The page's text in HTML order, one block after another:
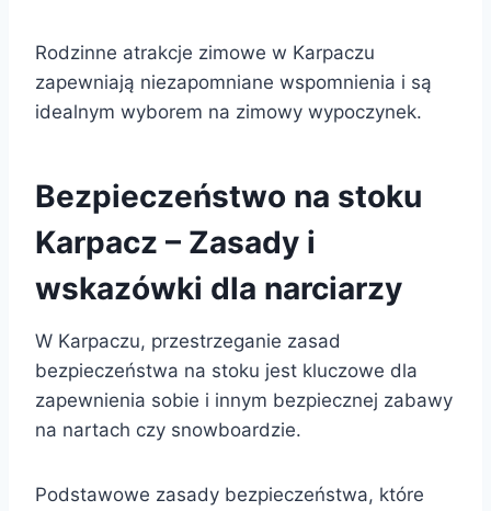
Rodzinne atrakcje zimowe w Karpaczu
zapewniają niezapomniane wspomnienia i są
idealnym wyborem na zimowy wypoczynek.
Bezpieczeństwo na stoku
Karpacz – Zasady i
wskazówki dla narciarzy
W Karpaczu, przestrzeganie zasad
bezpieczeństwa na stoku jest kluczowe dla
zapewnienia sobie i innym bezpiecznej zabawy
na nartach czy snowboardzie.
Podstawowe zasady bezpieczeństwa, które